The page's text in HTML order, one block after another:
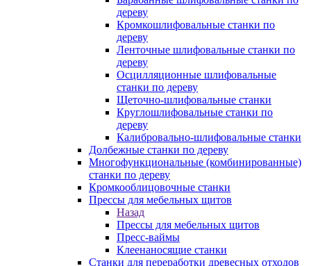
дереву
Кромкошлифовальные станки по
дереву
Ленточные шлифовальные станки по
дереву
Осцилляционные шлифовальные
станки по дереву
Щеточно-шлифовальные станки
Круглошлифовальные станки по
дереву
Калибровально-шлифовальные станки
Долбежные станки по дереву
Многофункциональные (комбинированные)
станки по дереву
Кромкооблицовочные станки
Прессы для мебельных щитов
Назад
Прессы для мебельных щитов
Пресс-ваймы
Клеенаносящие станки
Станки для переработки древесных отходов